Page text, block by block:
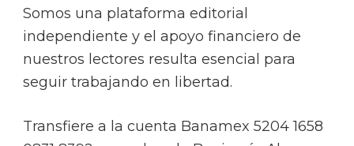
Somos una plataforma editorial
independiente y el apoyo financiero de
nuestros lectores resulta esencial para
seguir trabajando en libertad.
Transfiere a la cuenta Banamex 5204 1658